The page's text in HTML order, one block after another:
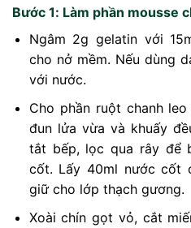
Bước 1: Làm phần mousse
Ngâm 2g gelatin với
cho nở mềm. Nếu dùng
với nước.
Cho phần ruột chanh
đun lửa vừa và khuấy
tắt bếp, lọc qua rây để
cốt. Lấy 40ml nước cốt
giữ cho lớp thạch gương.
Xoài chín gọt vỏ, cắt